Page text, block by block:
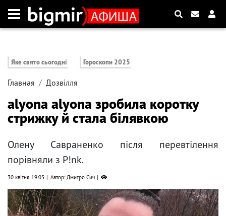
Яке свято сьогодні Гороскопи 2025
Главная Дозвілля
alyona alyona зробила коротку
стрижку й стала білявкою
Олену Савраненко після перевтілення
порівняли з P!nk.
30 квітня, 19:05 Автор: Дмитро Сич